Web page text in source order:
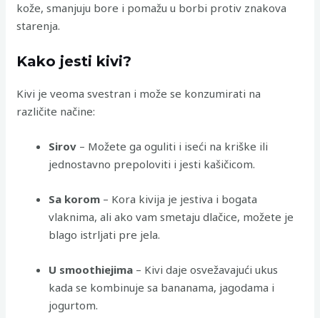
kože, smanjuju bore i pomažu u borbi protiv znakova
starenja.
Kako jesti kivi?
Kivi je veoma svestran i može se konzumirati na
različite načine:
Sirov – Možete ga oguliti i iseći na kriške ili
jednostavno prepoloviti i jesti kašičicom.
Sa korom – Kora kivija je jestiva i bogata
vlaknima, ali ako vam smetaju dlačice, možete je
blago istrljati pre jela.
U smoothiejima – Kivi daje osvežavajući ukus
kada se kombinuje sa bananama, jagodama i
jogurtom.